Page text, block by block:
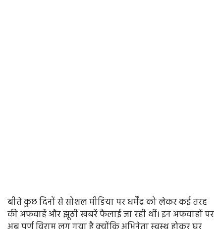
बीते कुछ दिनों से सोशल मीडिया पर धर्मेंद्र को लेकर कई तरह
की अफवाहें और झूठी खबरें फैलाई जा रही थीं। इन अफवाहों पर